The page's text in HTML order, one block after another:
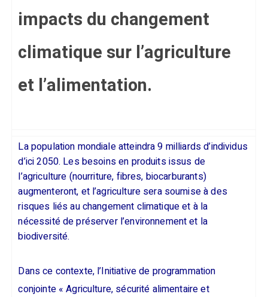
impacts du changement
climatique sur l’agriculture
et l’alimentation.
La population mondiale atteindra 9 milliards d’individus
d’ici 2050. Les besoins en produits issus de
l’agriculture (nourriture, fibres, biocarburants)
augmenteront, et l’agriculture sera soumise à des
risques liés au changement climatique et à la
nécessité de préserver l’environnement et la
biodiversité.
Dans ce contexte, l’Initiative de programmation
conjointe « Agriculture, sécurité alimentaire et